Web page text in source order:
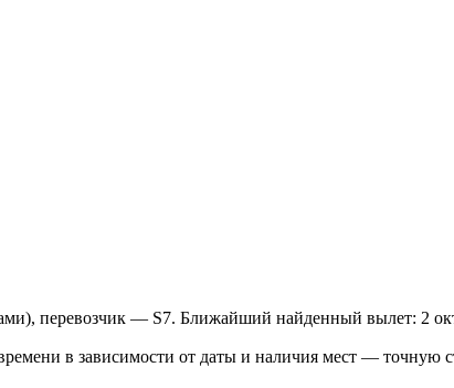
перевозчик — S7. Ближайший найденный вылет: 2
в зависимости от даты и наличия мест — точную